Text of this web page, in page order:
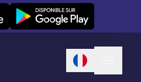
Leexi on Android